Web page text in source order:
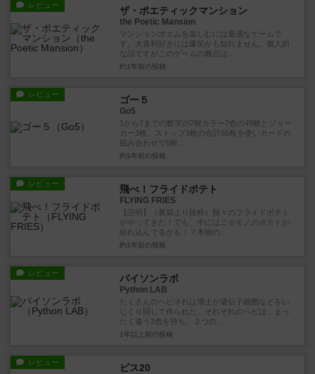
レビュー ザ・ポエティックマンション
the Poetic Mansion
マンションポエムを楽しむには最適なゲームで
す。大喜利好きには爆笑かも知れません。個人的
な話ですがこのゲームの難点は...
約1年前 の投稿
レビュー ゴー５
Go5
1から7までの数字の7枚カラー7色の49枚とジョー
カー3枚、ストップ3枚の合計55枚を使いカードの
組み合わせで5枚...
約1年前 の投稿
レビュー 飛べ！フライドポテト
FLYING FRIES
【説明】（裏箱より抜粋）熱々のフライドポテト
がやってきた！でも、中にはニセモノのポテトが
紛れ込んでるかも！？本物の...
約1年前 の投稿
レビュー パイソンラボ
Python LAB
たくさんのヘビそれは博士が遺伝子細胞などをい
じくり回して作られた。それぞれのヘビは、まっ
たく違う2色を持ち、２つの...
1年以上前 の投稿
レビュー ビス20